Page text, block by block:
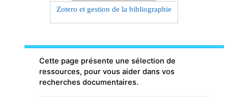
Zotero et gestion de la bibliographie
Résumé de section
Cette page présente une sélection de
ressources, pour vous aider dans vos
recherches documentaires.